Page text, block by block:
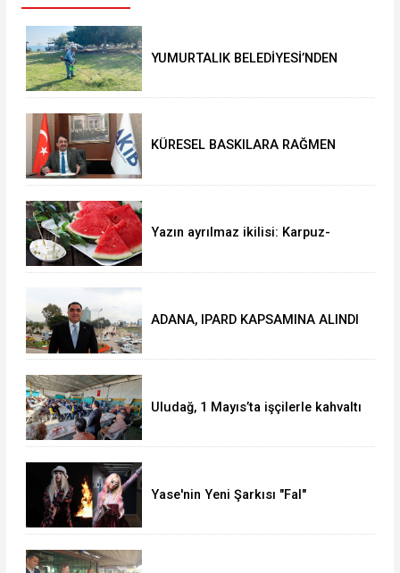
YUMURTALIK BELEDİYESİ’NDEN
KÜRESEL BASKILARA RAĞMEN
Yazın ayrılmaz ikilisi: Karpuz-
ADANA, IPARD KAPSAMINA ALINDI
Uludağ, 1 Mayıs’ta işçilerle kahvaltı
Yase'nin Yeni Şarkısı "Fal"